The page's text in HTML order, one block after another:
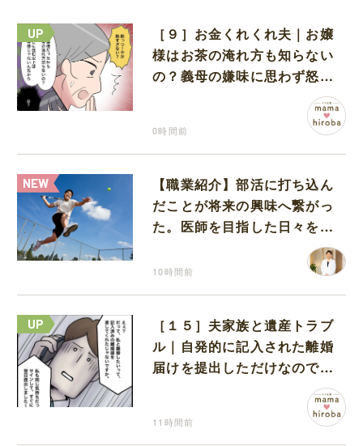
［９］お金くれくれ夫｜お嬢
様はお茶の淹れ方も知らない
の？義母の嫌味に思わず怒り
0時間前
【職業紹介】部活に打ち込ん
だことが将来の興味へ繋がっ
た。医師を目指した日々を振
10時間前
［１５］夫家族と遺産トラブ
ル｜自発的に記入された離婚
届けを提出しただけなので、
11時間前